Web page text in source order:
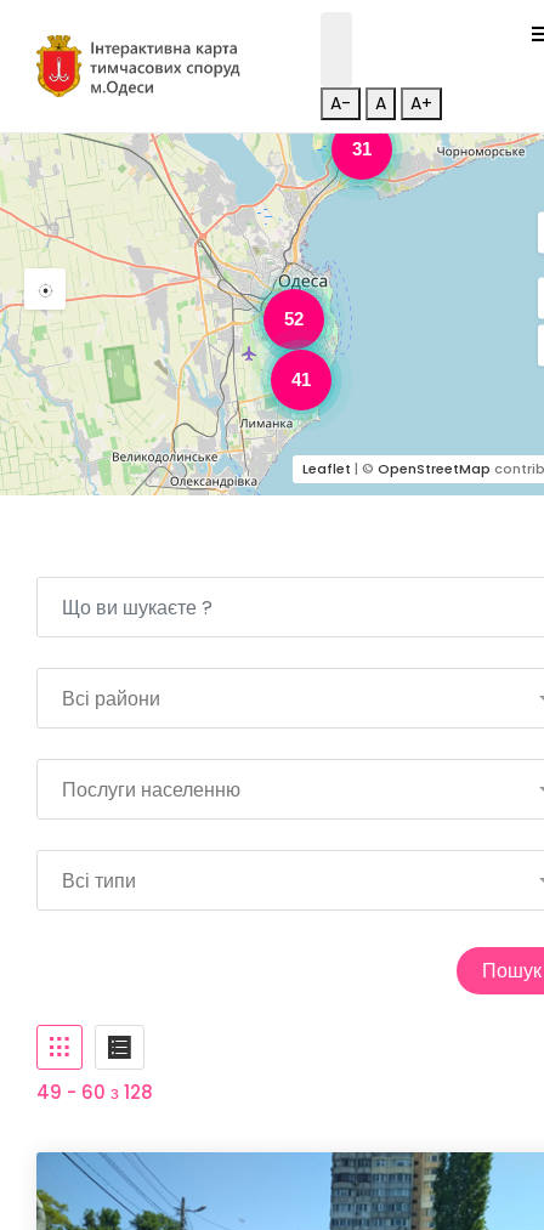
A- A A+
31
41
52
Leaflet | © OpenStreetMap
Всі райони
Послуги населенню
Всі типи
Пошук
49 - 60 з 128